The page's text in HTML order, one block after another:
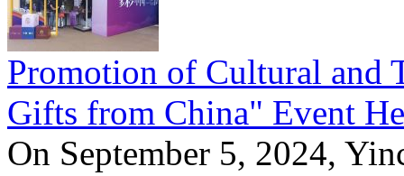
Promotion of Cultural and
Gifts from China" Event
On September 5, 2024,